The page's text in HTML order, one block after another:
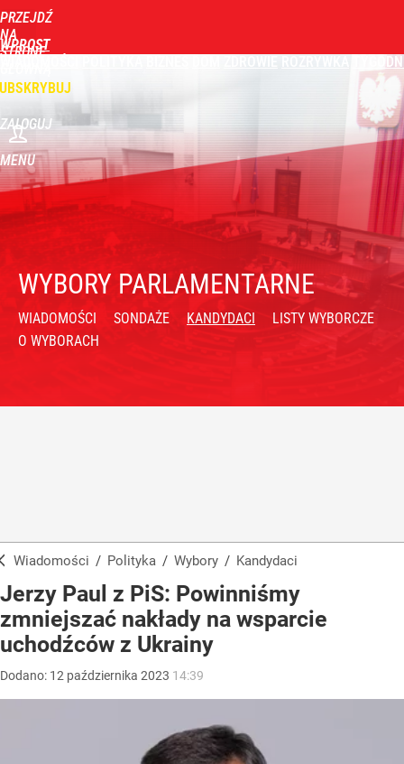
PRZEJDŹ
NA
STRONĘ
WPROST
ZALOGUJ
MENU
WYBORY PARLAMENTARNE
WIADOMOŚCI SONDAŻE KANDYDACI
LISTY WYBORCZE
O WYBORACH
Wiadomości / Polityka / Wybory / Kandydaci
Jerzy Paul z PiS: Powinniśmy
zmniejszać nakłady na wsparcie
uchodźców z Ukrainy
Dodano: 12 października 2023 14:39